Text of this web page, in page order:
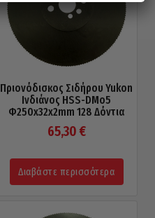
Πριονόδισκος Σιδήρου Yukon
Ινδιάνος HSS-DMo5
Φ250x32x2mm 128 Δόντια
65,30 €
Διαβάστε περισσότερα